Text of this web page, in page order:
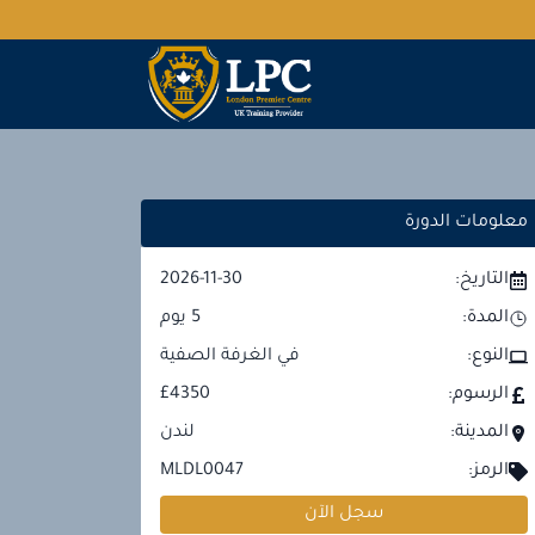
معلومات الدورة
التاريخ:
2026-11-30
المدة:
5 يوم
النوع:
في الغرفة الصفية
الرسوم:
£4350
المدينة:
لندن
الرمز:
MLDL0047
سجل الآن